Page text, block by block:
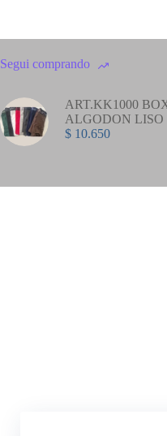
Segui comprando
ART.KK1000
ALGODON LISO
$ 10.650